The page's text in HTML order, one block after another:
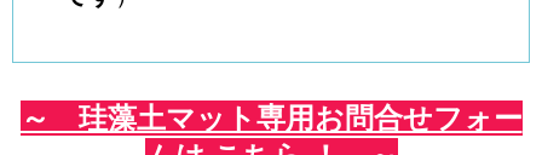
～ 珪藻土マット専用お問合せフォー